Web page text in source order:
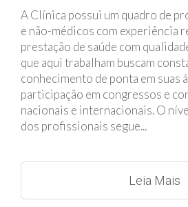
A Clínica possui um quadro de
e não-médicos com experiência
prestação de saúde com
que aqui trabalham buscam
conhecimento de ponta em suas
participação em congressos e
nacionais e internacionais. O
dos profissionais segue...
Leia Mais